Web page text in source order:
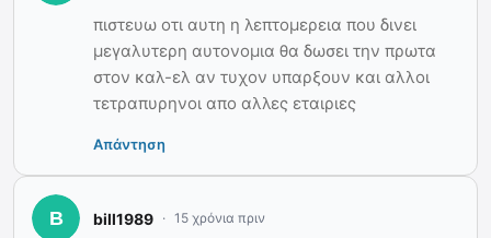
πιστευω οτι αυτη η λεπτομερεια που δινει
μεγαλυτερη αυτονομια θα δωσει την πρωτα
στον καλ-ελ αν τυχον υπαρξουν και αλλοι
τετραπυρηνοι απο αλλες εταιριες
Απάντηση
bill1989 15 χρόνια πριν